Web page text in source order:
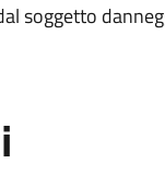
soggetto